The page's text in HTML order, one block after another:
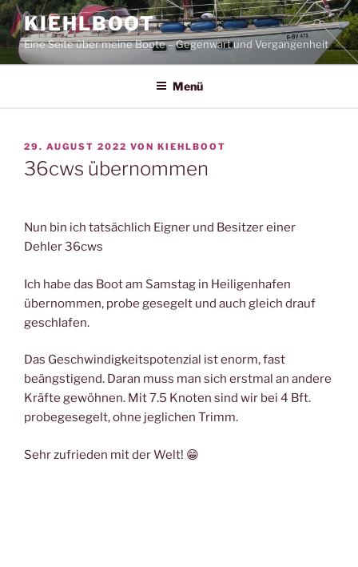
Zum
Inhalt
springen
KIEHLBOOT
Eine Seite über meine Boote – Gegenwart und Vergangenheit
Menü
VERÖFFENTLICHT
AM
29. AUGUST 2022 VON KIEHLBOOT
36cws übernommen
Nun bin ich tatsächlich Eigner und Besitzer einer
Dehler 36cws
Ich habe das Boot am Samstag in Heiligenhafen
übernommen, probe gesegelt und auch gleich drauf
geschlafen.
Das Geschwindigkeitspotenzial ist enorm, fast
beängstigend. Daran muss man sich erstmal an andere
Kräfte gewöhnen. Mit 7.5 Knoten sind wir bei 4 Bft.
probegesegelt, ohne jeglichen Trimm.
Sehr zufrieden mit der Welt! 😁